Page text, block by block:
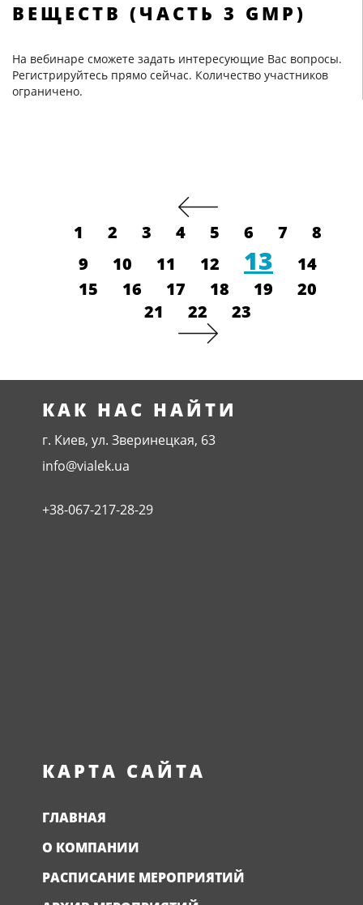
ВЕЩЕСТВ (ЧАСТЬ 3 GMP)
На вебинаре сможете задать интересующие Вас вопросы.
Регистрируйтесь прямо сейчас. Количество участников
ограничено.
1 2 3 4 5 6 7
8
9
10 11 12 13
14
15
16 17 18 19
20
21
22 23
КАК НАС НАЙТИ
г. Киев, ул. Зверинецкая, 63
info@vialek.ua
+38-067-217-28-29
КАРТА САЙТА
ГЛАВНАЯ
О КОМПАНИИ
РАСПИСАНИЕ МЕРОПРИЯТИЙ